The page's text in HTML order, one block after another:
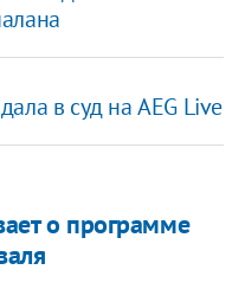
в суд на AEG Live
о программе